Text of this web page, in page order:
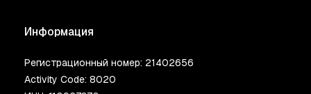
Информация
Регистрационный номер: 21402656
Activity Code: 8020